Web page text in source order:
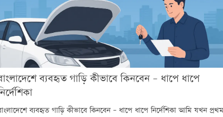
ব্যবহৃত গাড়ি কীভাবে কিনবেন – ধাপে ধাপে
ব্যবহৃত গাড়ি কীভাবে কিনবেন – ধাপে ধাপে নির্দেশিকা আমি যখন প্রথম